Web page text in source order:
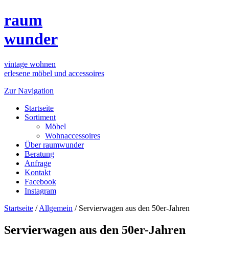
raum
wunder
vintage wohnen
erlesene möbel und accessoires
Zur Navigation
Startseite
Sortiment
Möbel
Wohnaccessoires
Über raumwunder
Beratung
Anfrage
Kontakt
Facebook
Instagram
Startseite /Allgemein / Servierwagen aus den 50er-Jahren
Servierwagen aus den 50er-Jahren